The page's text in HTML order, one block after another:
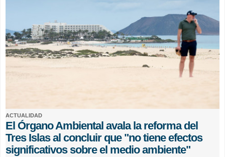
ACTUALIDAD
El Órgano Ambiental avala la reforma del
Tres Islas al concluir que "no tiene efectos
significativos sobre el medio ambiente"